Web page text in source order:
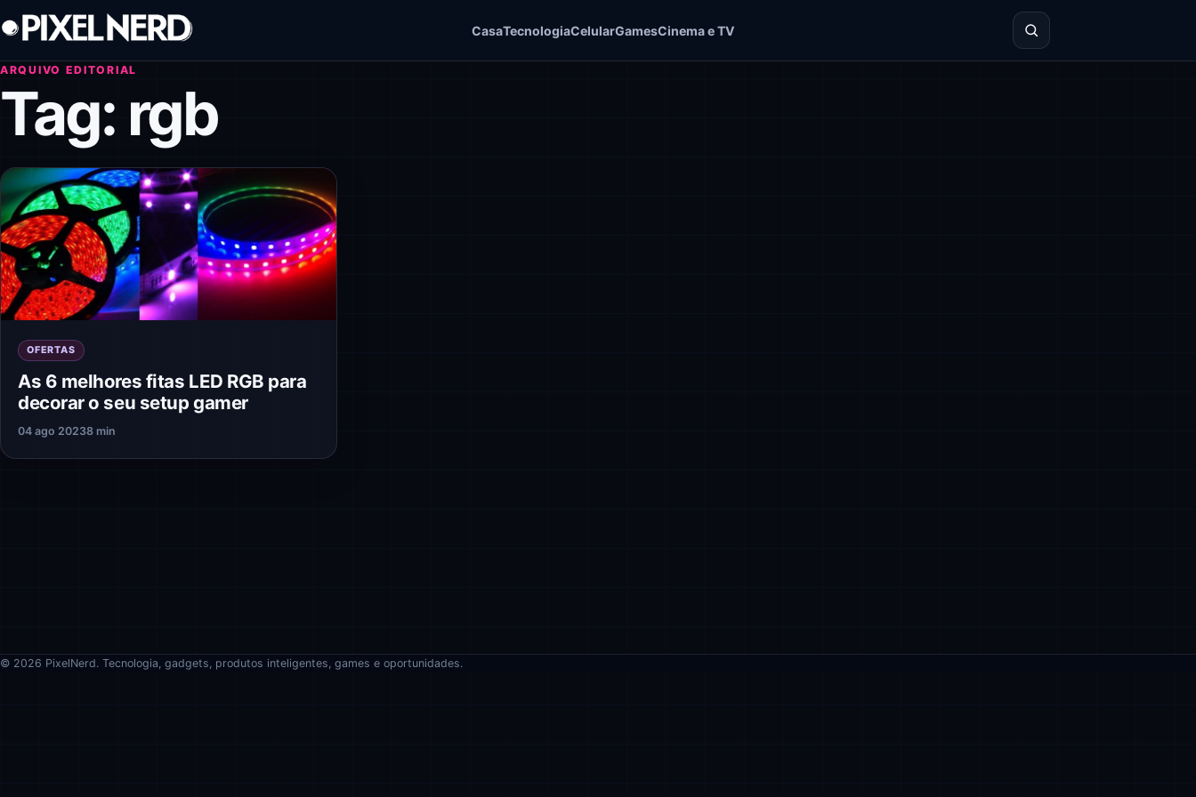
Pular para o conteúdo
CasaTecnologiaCelularGamesCinema e TV
ARQUIVO EDITORIAL
Tag: rgb
OFERTAS
As 6 melhores fitas LED RGB para
decorar o seu setup gamer
04 ago 20238 min
© 2026 PixelNerd. Tecnologia, gadgets, produtos inteligentes, games e oportunidades.